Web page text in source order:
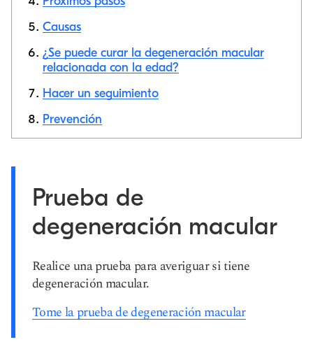
Causas
¿Se puede curar la degeneración macular
relacionada con la edad?
Hacer un seguimiento
Prevención
Prueba de
degeneración macular
Realice una prueba para averiguar si tiene
degeneración macular.
Tome la prueba de degeneración macular